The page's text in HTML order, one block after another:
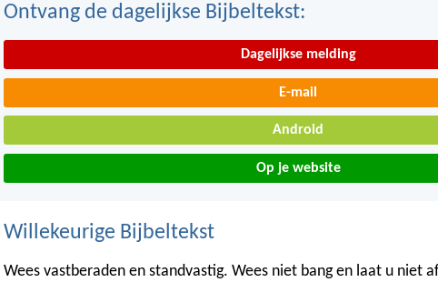
Ontvang de dagelijkse Bijbeltekst:
Dagelijkse melding
E-mail
Android
Op je website
Willekeurige Bijbeltekst
Wees vastberaden en standvastig. Wees niet bang en laat u niet